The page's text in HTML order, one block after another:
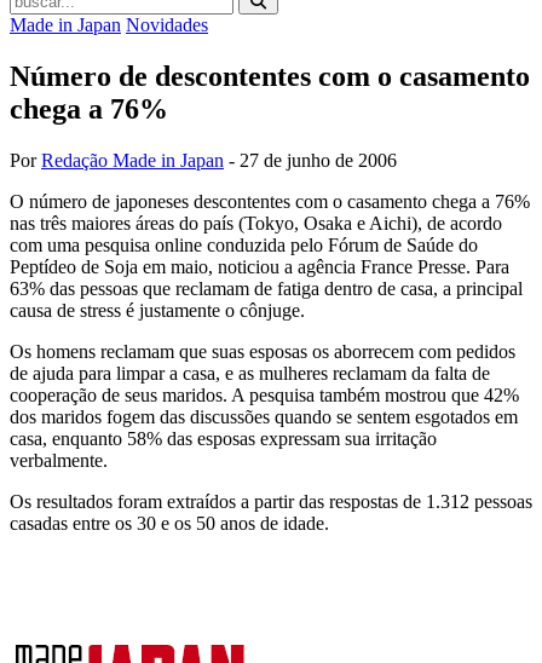
Made in Japan Novidades
Número de descontentes com o casamento
chega a 76%
PorRedação Made in Japan - 27 de junho de 2006
O número de japoneses descontentes com o casamento chega a 76%
nas três maiores áreas do país (Tokyo, Osaka e Aichi), de acordo
com uma pesquisa online conduzida pelo Fórum de Saúde do
Peptídeo de Soja em maio, noticiou a agência France Presse. Para
63% das pessoas que reclamam de fatiga dentro de casa, a principal
causa de stress é justamente o cônjuge.
Os homens reclamam que suas esposas os aborrecem com pedidos
de ajuda para limpar a casa, e as mulheres reclamam da falta de
cooperação de seus maridos. A pesquisa também mostrou que 42%
dos maridos fogem das discussões quando se sentem esgotados em
casa, enquanto 58% das esposas expressam sua irritação
verbalmente.
Os resultados foram extraídos a partir das respostas de 1.312 pessoas
casadas entre os 30 e os 50 anos de idade.